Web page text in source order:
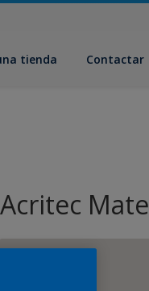
tienda Contactar
Acritec Mate